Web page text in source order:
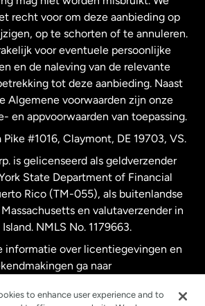
Koninkrijk
Staten English
Staten Español
recht voor om deze aanbieding op
op te schorten of te annuleren.
voor eventuele persoonlijke
en de naleving van de relevante
tot deze aanbieding. Naast
Algemene voorwaarden zijn onze
en appvoorwaarden van toepassing.
#1016, Claymont, DE 19703, VS.
is gelicenseerd als geldverzender
State Department of Financial
Rico (TM-055), als buitenlandse
en valutaverzender in
NMLS No. 1179663.
informatie over licentiegevingen en
ga naar
to enhance user experience and to